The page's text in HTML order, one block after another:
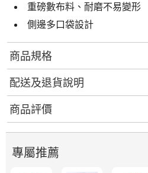
重磅數布料、耐磨不易變形
側邊多口袋設計
商品規格
配送及退貨說明
商品評價
專屬推薦